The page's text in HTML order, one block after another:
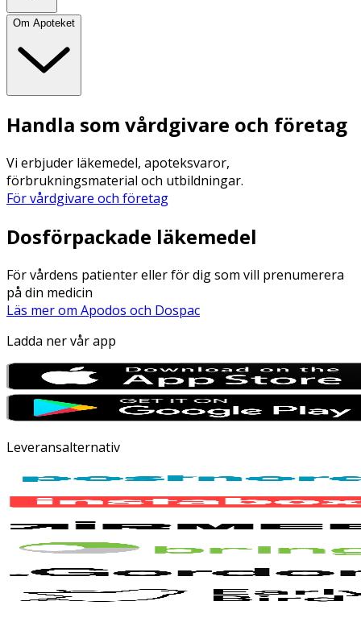
Om Apoteket
Handla som vårdgivare och företag
Vi erbjuder läkemedel, apoteksvaror,
förbrukningsmaterial och utbildningar.
För vårdgivare och företag
Dosförpackade läkemedel
För vårdens patienter eller för dig som vill prenumerera
på din medicin
Läs mer om Apodos och Dospac
Ladda ner vår app
Leveransalternativ